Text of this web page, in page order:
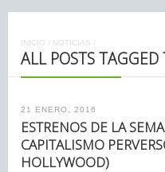
INICIO / NOTICIAS /
ALL POSTS
21 ENERO, 2016
ESTRENOS DE LA
CAPITALISMO
HOLLYWOOD)